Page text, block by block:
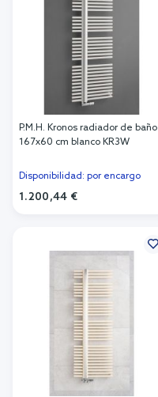
P.M.H. Kronos radiador de baño
167x60 cm blanco KR3W
Disponibilidad: por encargo
1.200,44 €